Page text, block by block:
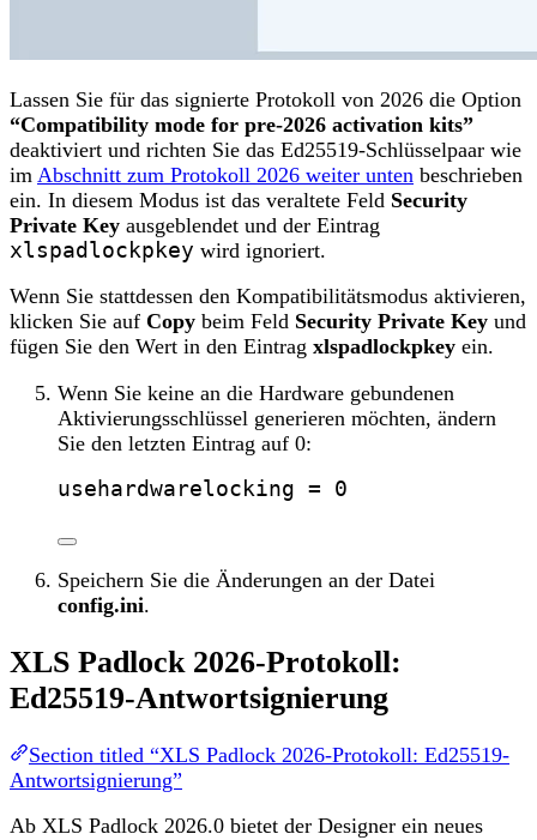
Lassen Sie für das signierte Protokoll von 2026 die Option
“Compatibility mode for pre-2026 activation kits”
deaktiviert und richten Sie das Ed25519-Schlüsselpaar wie
im Abschnitt zum Protokoll 2026 weiter unten beschrieben
ein. In diesem Modus ist das veraltete Feld Security
Private Key ausgeblendet und der Eintrag
xlspadlockpkey wird ignoriert.
Wenn Sie stattdessen den Kompatibilitätsmodus aktivieren,
klicken Sie auf Copy beim Feld Security Private Key und
fügen Sie den Wert in den Eintrag xlspadlockpkey ein.
Wenn Sie keine an die Hardware gebundenen
Aktivierungsschlüssel generieren möchten, ändern
Sie den letzten Eintrag auf 0:
usehardwarelocking = 0
Speichern Sie die Änderungen an der Datei
config.ini.
XLS Padlock 2026-Protokoll:
Ed25519-Antwortsignierung
Section titled “XLS Padlock 2026-Protokoll: Ed25519-
Antwortsignierung”
Ab XLS Padlock 2026.0 bietet der Designer ein neues